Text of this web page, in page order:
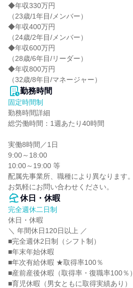
◆年収330万円
（23歳/1年目/メンバー）
◆年収400万円
（24歳/2年目/メンバー）
◆年収600万円
（28歳/6年目/リーダー）
◆年収800万円
（32歳/8年目/マネージャー）
勤務時間
固定時間制
勤務時間詳細
総労働時間：1週あたり40時間
実働8時間／1日
9:00～18:00
10:00～19:00 等
配属先事業所、職種により異なります。
お気軽にお問い合わせください。
休日・休暇
完全週休二日制
休日・休暇
＼ 年間休日120日以上 ／
■完全週休2日制（シフト制）
■年末年始休暇
■年次有給休暇 ★取得率100％
■産前産後休暇（取得率・復職率100％）
■育児休暇（男女ともに取得実績あり）